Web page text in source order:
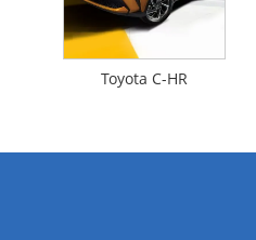
Toyota C-HR